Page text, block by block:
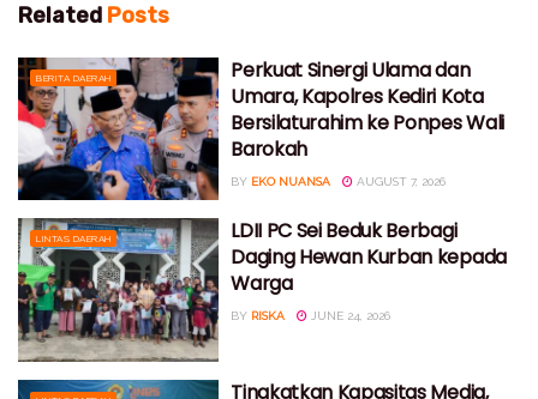
Related Posts
BERITA DAERAH
Perkuat Sinergi Ulama dan
Umara, Kapolres Kediri Kota
Bersilaturahim ke Ponpes Wali
Barokah
BY EKO NUANSA AUGUST 7, 2026
LINTAS DAERAH
LDII PC Sei Beduk Berbagi
Daging Hewan Kurban kepada
Warga
BY RISKA JUNE 24, 2026
Tingkatkan Kapasitas Media,